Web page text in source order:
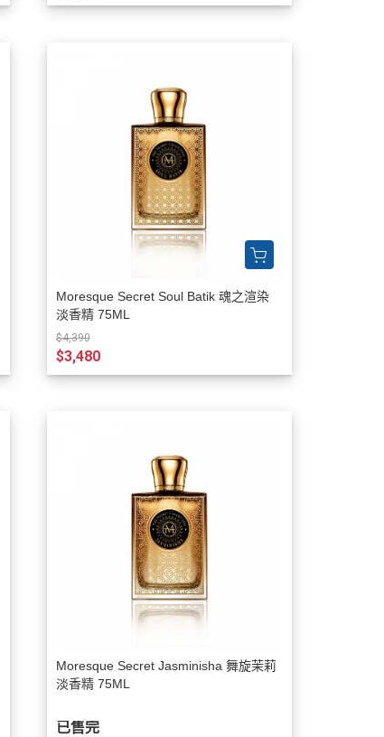
Moresque Secret Soul Batik 魂之渲染
淡香精 75ML
$4,390
$3,480
Moresque Secret Jasminisha 舞旋茉莉
淡香精 75ML
已售完